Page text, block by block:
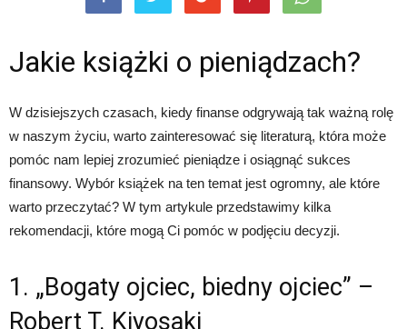
Jakie książki o pieniądzach?
W dzisiejszych czasach, kiedy finanse odgrywają tak ważną rolę
w naszym życiu, warto zainteresować się literaturą, która może
pomóc nam lepiej zrozumieć pieniądze i osiągnąć sukces
finansowy. Wybór książek na ten temat jest ogromny, ale które
warto przeczytać? W tym artykule przedstawimy kilka
rekomendacji, które mogą Ci pomóc w podjęciu decyzji.
1. „Bogaty ojciec, biedny ojciec” –
Robert T. Kiyosaki